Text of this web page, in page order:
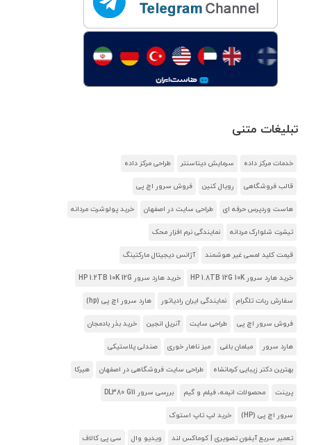
تبلیغات متنی
خدمات مرکز داده سرمایش دیتاسنتر طراحی مرکز داده
قالب فروشگاهی رویال کنین فروش سرور اچ پی
هاست وردپرس حرفه ای طراحی سایت در اصفهان خرید پولوشرت مردانه
تیشرت شلوارک مردانه نمایندگی نرم افزار محک
قیمت کلید لمسی غیر هوشمند آژانس دیجیتال مارکتینگ
خرید هارد سرور HP 1.8TB 12G 10K خرید هارد سرور HP 1.2TB 10K 12G
سفارش ربات تلگرام نمایندگی ایران رادیاتور هارد سرور اچ پی (hp)
فروش سرور اچ پی طراحی سایت آنریل انجین خرید بذر بادمجان
هارد سرور مبلمان باغی میز ناهار خوری صندلی پلاستیکی
بهترین دکتر زیبایی کرمانشاه طراحی سایت فروشگاهی در اصفهان هیرکا
پرینت محصولات انیمه، فیلم و گیم بررسی سرور DL380 G11
سرور اچ پی (HP) خرید لپ تاپ استوک
تعمیر سریع آیفون تصویری | کوماکس لند ویدیو وال سی پی کالاف